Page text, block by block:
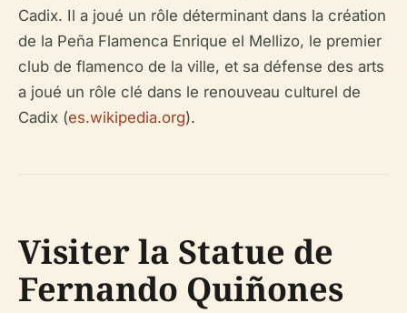
Cadix. Il a joué un rôle déterminant dans la création
de la Peña Flamenca Enrique el Mellizo, le premier
club de flamenco de la ville, et sa défense des arts
a joué un rôle clé dans le renouveau culturel de
Cadix (es.wikipedia.org).
Visiter la Statue de
Fernando Quiñones